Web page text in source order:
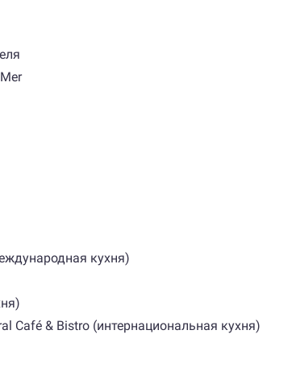
кухня)
Café & Bistro (интернациональная кухня)